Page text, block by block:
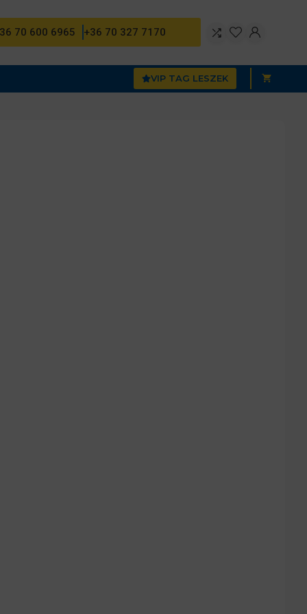
70 600 6965 +36 70 327 7170
VIP TAG LESZEK